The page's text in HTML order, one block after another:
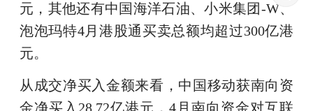
元，其他还有中国海洋石油、小米集团-W、
泡泡玛特4月港股通买卖总额均超过300亿港
元。
从成交净买入金额来看，中国移动获南向资
金净买入28.72亿港元，4月南向资金对互联